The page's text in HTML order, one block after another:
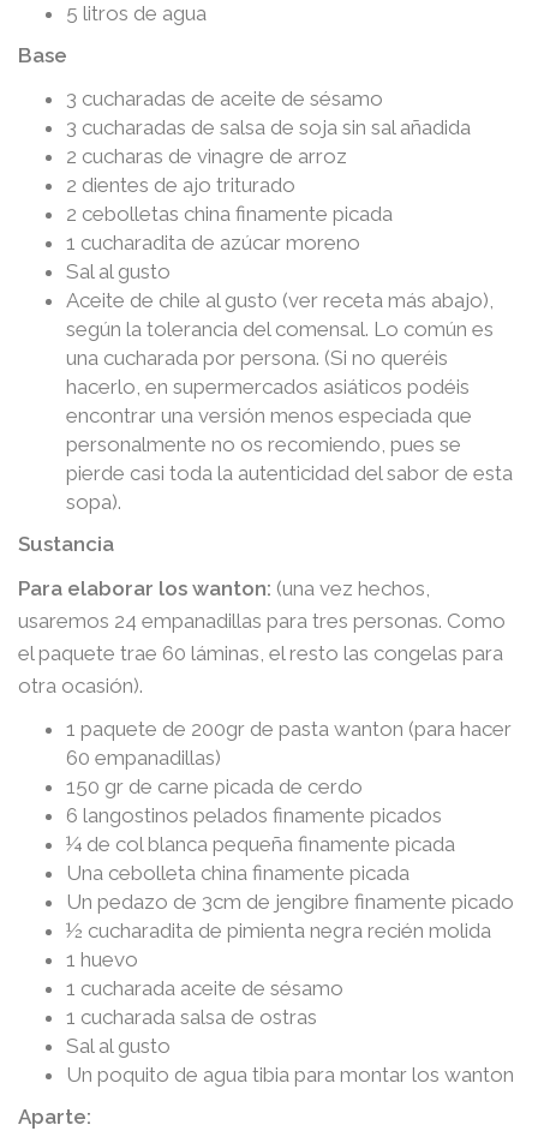
5 litros de agua
Base
3 cucharadas de aceite de sésamo
3 cucharadas de salsa de soja sin sal añadida
2 cucharas de vinagre de arroz
2 dientes de ajo triturado
2 cebolletas china finamente picada
1 cucharadita de azúcar moreno
Sal al gusto
Aceite de chile al gusto (ver receta más abajo),
según la tolerancia del comensal. Lo común es
una cucharada por persona. (Si no queréis
hacerlo, en supermercados asiáticos podéis
encontrar una versión menos especiada que
personalmente no os recomiendo, pues se
pierde casi toda la autenticidad del sabor de esta
sopa).
Sustancia
Para elaborar los wanton: (una vez hechos,
usaremos 24 empanadillas para tres personas. Como
el paquete trae 60 láminas, el resto las congelas para
otra ocasión).
1 paquete de 200gr de pasta wanton (para hacer
60 empanadillas)
150 gr de carne picada de cerdo
6 langostinos pelados finamente picados
¼ de col blanca pequeña finamente picada
Una cebolleta china finamente picada
Un pedazo de 3cm de jengibre finamente picado
½ cucharadita de pimienta negra recién molida
1 huevo
1 cucharada aceite de sésamo
1 cucharada salsa de ostras
Sal al gusto
Un poquito de agua tibia para montar los wanton
Aparte: